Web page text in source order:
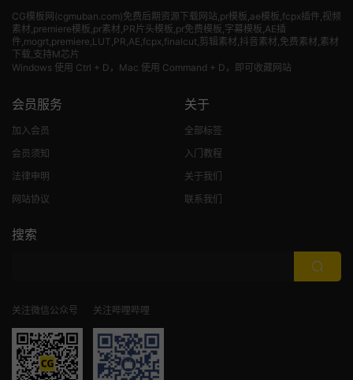
CG模板网(cgmuban.com)免费后期资源下载网站,pr模板,ae模板,fcpx插件,视频
素材 ,premiere模板,pr素材,PR片头模板,pr免费模板,字幕模板,AE插
件,mogrt,premiere,LUT,PR,AE,fcpx,finalcut,剪辑素材,抖音素材,免费素材,素材
下载,支持M芯片
Windows 使用 Ctrl + D，Mac 使用 Command + D，即可收藏网站
会员服务
加入会员
会员须知
法律申明
网站协议
关于
全部标签
入门教程
关于我们
联系我们
搜索
关注微信公众号 关注哔哩哔哩